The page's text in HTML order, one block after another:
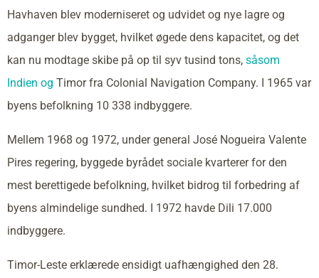
Havhaven blev moderniseret og udvidet og nye lagre og
adganger blev bygget, hvilket øgede dens kapacitet, og det
kan nu modtage skibe på op til syv tusind tons, såsom
Indien og Timor fra Colonial Navigation Company. I 1965 var
byens befolkning 10 338 indbyggere.
Mellem 1968 og 1972, under general José Nogueira Valente
Pires regering, byggede byrådet sociale kvarterer for den
mest berettigede befolkning, hvilket bidrog til forbedring af
byens almindelige sundhed. I 1972 havde Dili 17.000
indbyggere.
Timor-Leste erklærede ensidigt uafhængighed den 28.